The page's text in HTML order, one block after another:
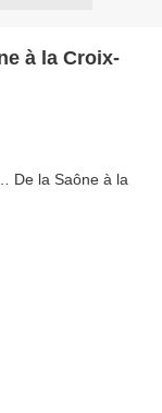
à la Croix-